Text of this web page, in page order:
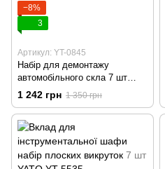
−8%
3
Артикул: YT-0845
Набір для демонтажу
автомобільного скла 7 шт
YATO YT-0845
1 242 грн 1 350 грн